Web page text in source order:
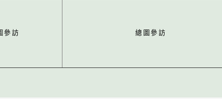
參訪 總圖參訪